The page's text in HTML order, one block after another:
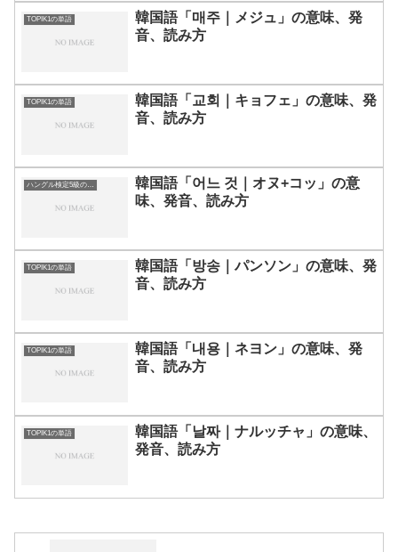
TOPIK1の単語
韓国語「매주｜メジュ」の意味、発
音、読み方
TOPIK1の単語
韓国語「교회｜キョフェ」の意味、発
音、読み方
ハングル検定5級の単語
韓国語「어느 것｜オヌ+コッ」の意
味、発音、読み方
TOPIK1の単語
韓国語「방송｜パンソン」の意味、発
音、読み方
TOPIK1の単語
韓国語「내용｜ネヨン」の意味、発
音、読み方
TOPIK1の単語
韓国語「날짜｜ナルッチャ」の意味、
発音、読み方